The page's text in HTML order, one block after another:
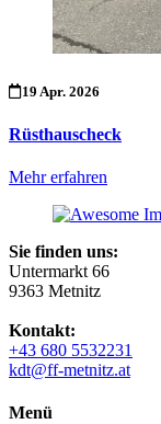
19 Apr. 2026
Rüsthauscheck
Mehr erfahren
Sie finden uns:
Untermarkt 66
9363 Metnitz
Kontakt:
+43 680 5532231
kdt@ff-metnitz.at
Menü